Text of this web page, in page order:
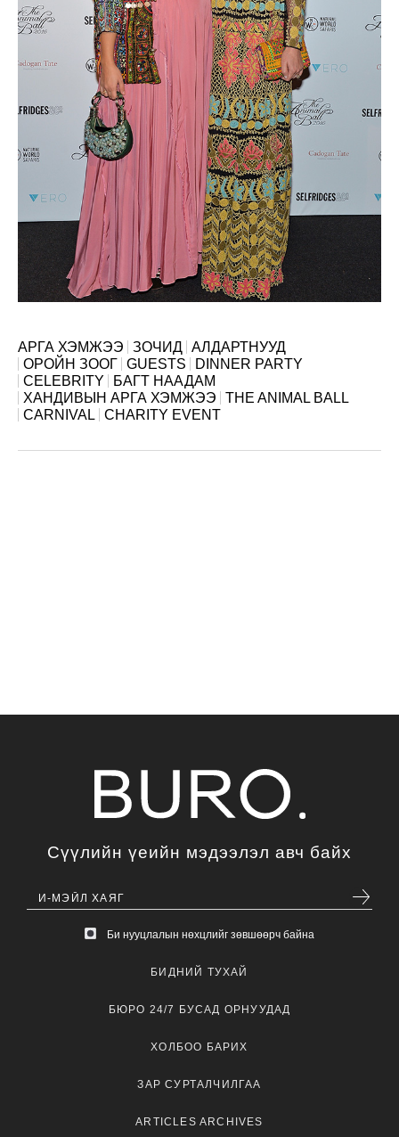
АРГА ХЭМЖЭЭ ЗОЧИД АЛДАРТНУУД
ОРОЙН ЗООГ GUESTS
DINNER PARTY
CELEBRITY
БАГТ НААДАМ
ХАНДИВЫН АРГА ХЭМЖЭЭ
THE ANIMAL BALL
CARNIVAL
CHARITY EVENT
Сүүлийн үеийн мэдээлэл авч байх
Би нууцлалын нөхцлийг зөвшөөрч байна
БИДНИЙ ТУХАЙ
БЮРО 24/7 БУСАД ОРНУУДАД
ХОЛБОО БАРИХ
ЗАР СУРТАЛЧИЛГАА
ARTICLES ARCHIVES